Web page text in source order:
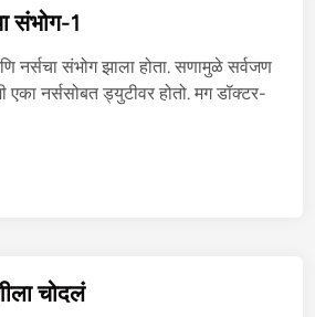
संभोग-1
नर्सचा संभोग झाला होता. सणामुळे सर्वजण
नर्ससोबत ड्युटीवर होतो. मग डॉक्टर-
चोदलं